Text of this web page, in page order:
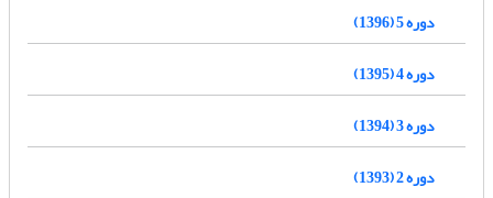
دوره 5 (1396)
دوره 4 (1395)
دوره 3 (1394)
دوره 2 (1393)